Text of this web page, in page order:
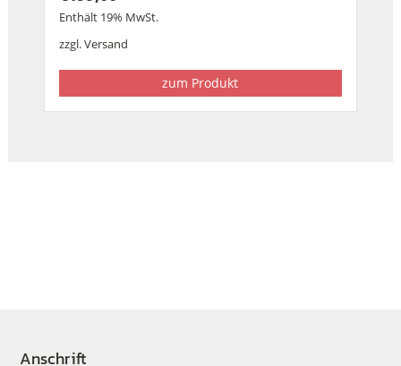
Enthält 19% MwSt.
zzgl.Versand
zum Produkt
Anschrift